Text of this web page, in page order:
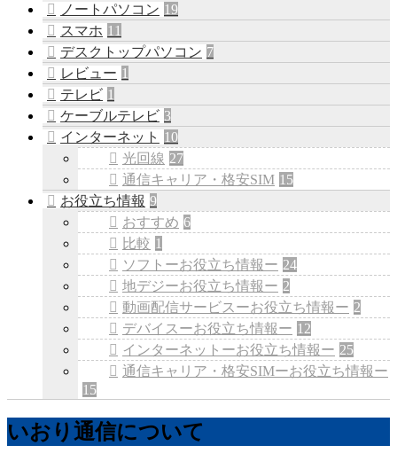
ノートパソコン 19
スマホ 11
デスクトップパソコン 7
レビュー 1
テレビ 1
ケーブルテレビ 3
インターネット
10
光回線 27
通信キャリア・格安SIM 15
お役立ち情報 9
おすすめ 6
比較 1
ソフトーお役立ち情報ー 24
地デジーお役立ち情報ー 2
動画配信サービスーお役立ち情報ー 2
デバイスーお役立ち情報ー 12
インターネットーお役立ち情報ー 25
通信キャリア・格安SIMーお役立ち情報ー
15
いおり通信について